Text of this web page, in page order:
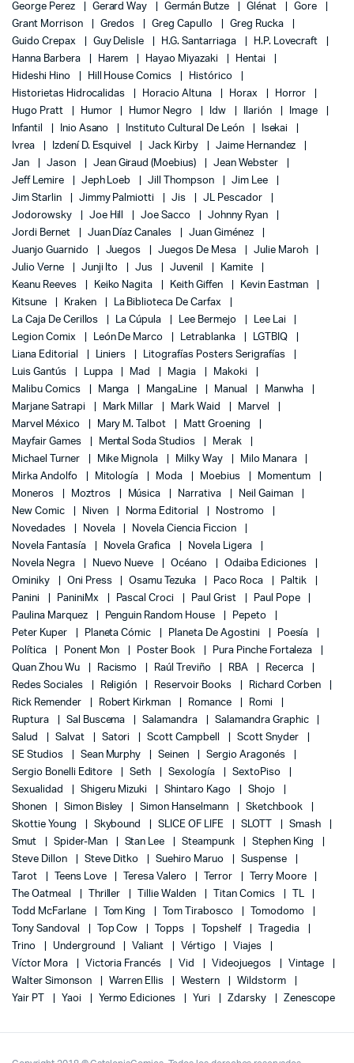
George Perez
Gerard Way Germán Butze Glénat
Gore
Grant Morrison
Gredos Greg Capullo
Greg Rucka
Guido Crepax
Guy Delisle H.G. Santarriaga
H.P. Lovecraft
Hanna Barbera
Harem Hayao Miyazaki
Hentai
Hideshi Hino
Hill House Comics
Histórico
Historietas Hidrocalidas
Horacio Altuna Horax
Horror
Hugo Pratt
Humor Humor Negro Idw Ilarión
Image
Infantil
Inio Asano Instituto Cultural De León
Isekai
Ivrea
Izdení D. Esquivel Jack Kirby
Jaime Hernandez
Jan
Jason Jean Giraud (Moebius)
Jean Webster
Jeff Lemire
Jeph Loeb Jill Thompson
Jim Lee
Jim Starlin
Jimmy Palmiotti Jis
JL Pescador
Jodorowsky
Joe Hill Joe Sacco
Johnny Ryan
Jordi Bernet
Juan Díaz Canales
Juan Giménez
Juanjo Guarnido
Juegos Juegos De Mesa
Julie Maroh
Julio Verne
Junji Ito Jus Juvenil
Kamite
Keanu Reeves
Keiko Nagita Keith Giffen
Kevin Eastman
Kitsune
Kraken
La Biblioteca De Carfax
La Caja De Cerillos
La Cúpula Lee Bermejo
Lee Lai
Legion Comix
León De Marco Letrablanka
LGTBIQ
Liana Editorial
Liniers
Litografías Posters Serigrafías
Luis Gantús
Luppa Mad Magia
Makoki
Malibu Comics
Manga MangaLine Manual
Manwha
Marjane Satrapi
Mark Millar Mark Waid
Marvel
Marvel México
Mary M. Talbot
Matt Groening
Mayfair Games
Mental Soda Studios
Merak
Michael Turner
Mike Mignola Milky Way
Milo Manara
Mirka Andolfo
Mitología Moda Moebius
Momentum
Moneros
Moztros Música Narrativa
Neil Gaiman
New Comic
Niven Norma Editorial
Nostromo
Novedades
Novela
Novela Ciencia Ficcion
Novela Fantasía
Novela Grafica
Novela Ligera
Novela Negra
Nuevo Nueve Océano
Odaiba Ediciones
Ominiky
Oni Press Osamu Tezuka Paco Roca
Paltik
Panini
PaniniMx Pascal Croci Paul Grist
Paul Pope
Paulina Marquez
Penguin Random House
Pepeto
Peter Kuper
Planeta Cómic Planeta De Agostini
Poesía
Política
Ponent Mon Poster Book
Pura Pinche Fortaleza
Quan Zhou Wu
Racismo Raúl Treviño RBA
Recerca
Redes Sociales
Religión Reservoir Books
Richard Corben
Rick Remender
Robert Kirkman Romance
Romi
Ruptura
Sal Buscema Salamandra
Salamandra Graphic
Salud
Salvat Satori Scott Campbell
Scott Snyder
SE Studios
Sean Murphy Seinen
Sergio Aragonés
Sergio Bonelli Editore
Seth Sexología
SextoPiso
Sexualidad
Shigeru Mizuki Shintaro Kago
Shojo
Shonen
Simon Bisley Simon Hanselmann
Sketchbook
Skottie Young
Skybound SLICE OF LIFE SLOTT
Smash
Smut
Spider-Man Stan Lee Steampunk
Stephen King
Steve Dillon
Steve Ditko Suehiro Maruo
Suspense
Tarot
Teens Love Teresa Valero Terror
Terry Moore
The Oatmeal
Thriller Tillie Walden Titan Comics
TL
Todd McFarlane
Tom King Tom Tirabosco
Tomodomo
Tony Sandoval
Top Cow Topps Topshelf
Tragedia
Trino
Underground Valiant Vértigo
Viajes
Víctor Mora
Victoria Francés Vid Videojuegos
Vintage
Walter Simonson
Warren Ellis Western
Wildstorm
Yair PT
Yaoi Yermo Ediciones Yuri Zdarsky Zenescope